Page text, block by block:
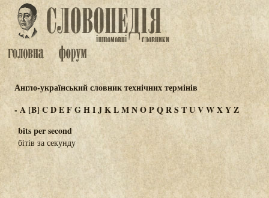
Англо-український словник технічних термінів
-A [B] CDEFGHIJKLMNOPQRSTUVWXYZ
bits per second
бітів за секунду